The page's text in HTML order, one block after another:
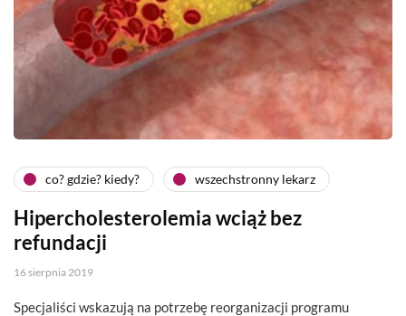
co? gdzie? kiedy? wszechstronny lekarz
Hipercholesterolemia wciąż bez
refundacji
16 sierpnia 2019
Specjaliści wskazują na potrzebę reorganizacji programu